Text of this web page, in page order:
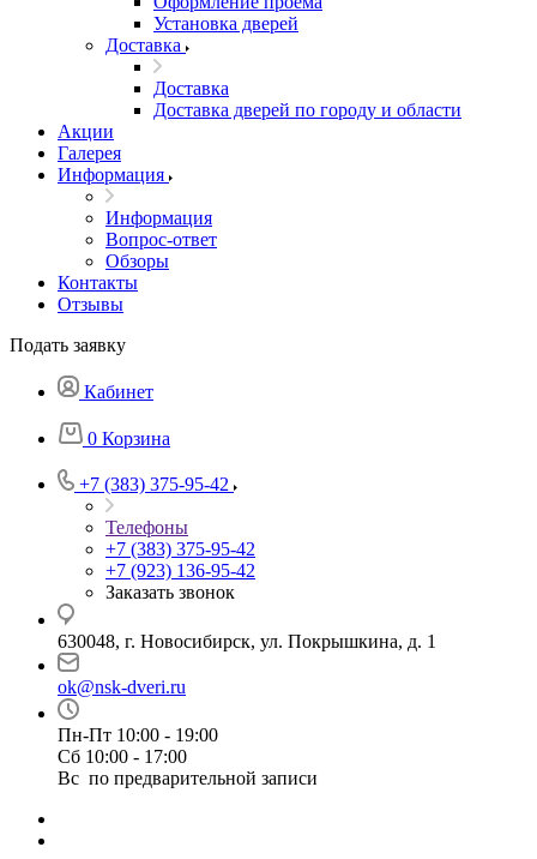
Установка дверей
Доставка
Доставка
Доставка дверей по городу и области
Акции
Галерея
Информация
Информация
Вопрос-ответ
Обзоры
Контакты
Отзывы
Подать заявку
Кабинет
0 Корзина
+7 (383) 375-95-42
Телефоны
+7 (383) 375-95-42
+7 (923) 136-95-42
Заказать звонок
630048, г. Новосибирск, ул. Покрышкина, д. 1
ok@nsk-dveri.ru
Пн-Пт 10:00 - 19:00
Сб 10:00 - 17:00
Вс по предварительной записи